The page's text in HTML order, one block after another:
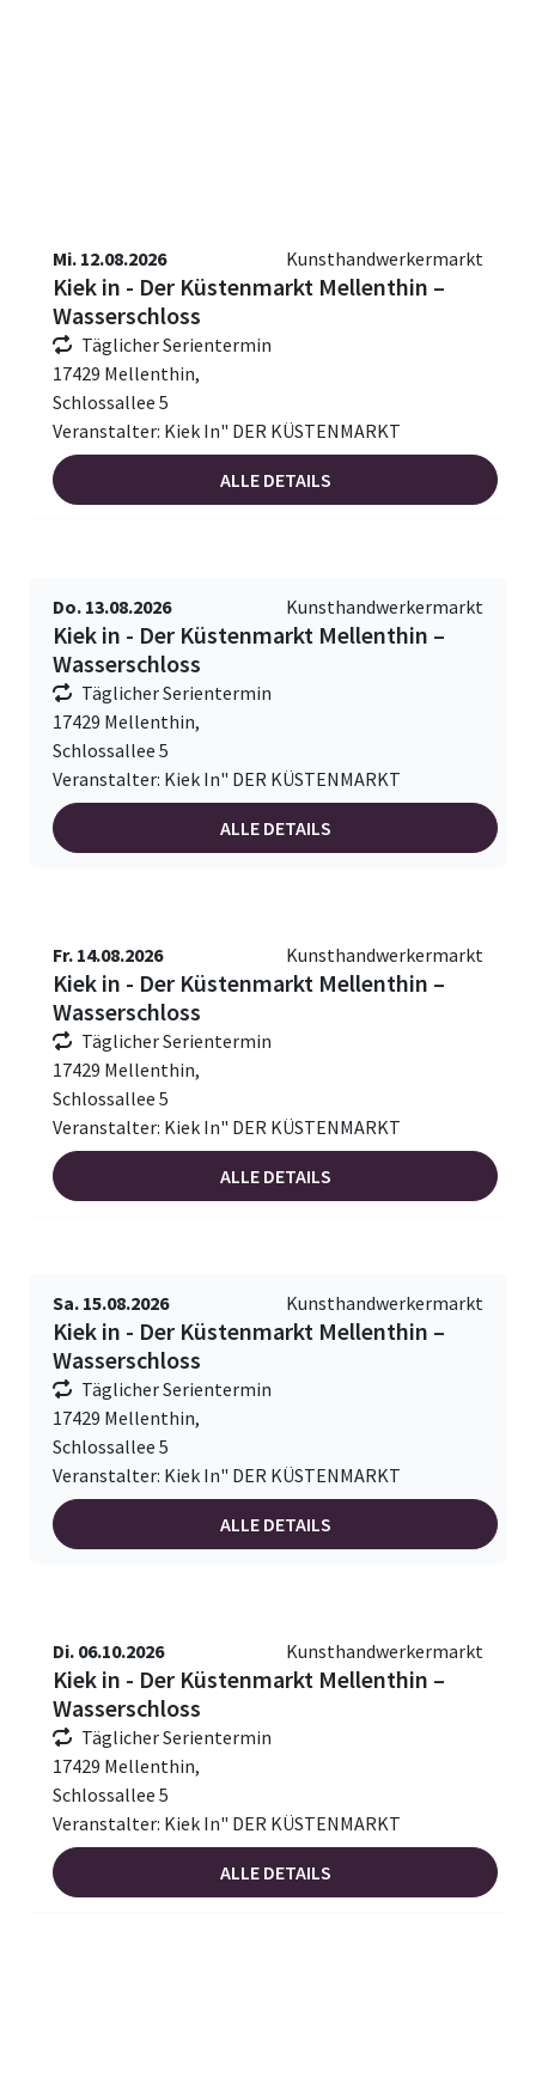
Mi. 12.08.2026 Kunsthandwerkermarkt
Kiek in - Der Küstenmarkt Mellenthin –
Wasserschloss
Täglicher Serientermin
17429 Mellenthin,
Schlossallee 5
Veranstalter: Kiek In" DER KÜSTENMARKT
ALLE DETAILS
Do. 13.08.2026 Kunsthandwerkermarkt
Kiek in - Der Küstenmarkt Mellenthin –
Wasserschloss
Täglicher Serientermin
17429 Mellenthin,
Schlossallee 5
Veranstalter: Kiek In" DER KÜSTENMARKT
ALLE DETAILS
Fr. 14.08.2026 Kunsthandwerkermarkt
Kiek in - Der Küstenmarkt Mellenthin –
Wasserschloss
Täglicher Serientermin
17429 Mellenthin,
Schlossallee 5
Veranstalter: Kiek In" DER KÜSTENMARKT
ALLE DETAILS
Sa. 15.08.2026 Kunsthandwerkermarkt
Kiek in - Der Küstenmarkt Mellenthin –
Wasserschloss
Täglicher Serientermin
17429 Mellenthin,
Schlossallee 5
Veranstalter: Kiek In" DER KÜSTENMARKT
ALLE DETAILS
Di. 06.10.2026 Kunsthandwerkermarkt
Kiek in - Der Küstenmarkt Mellenthin –
Wasserschloss
Täglicher Serientermin
17429 Mellenthin,
Schlossallee 5
Veranstalter: Kiek In" DER KÜSTENMARKT
ALLE DETAILS